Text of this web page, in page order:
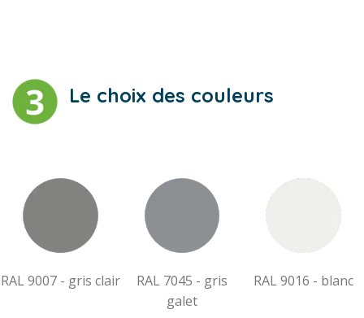
Le choix des couleurs
RAL 9007 - gris clair
RAL 7045 - gris
galet
RAL 9016 - blanc